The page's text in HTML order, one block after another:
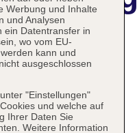
Hotel
Werbung und Inhalte
und Analysen
ein Datentransfer in
wo vom EU-
kann und
ausgeschlossen
"Einstellungen"
und welche auf
Ihrer Daten Sie
Weitere Information